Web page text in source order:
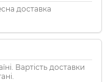
доставка
Вартість доставки